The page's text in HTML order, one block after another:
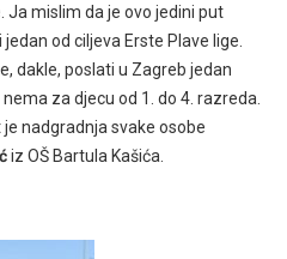
Ja mislim da je ovo jedini put
od ciljeva Erste Plave lige.
dakle, poslati u Zagreb jedan
za djecu od 1. do 4. razreda.
nadgradnja svake osobe
iz OŠ Bartula Kašića.